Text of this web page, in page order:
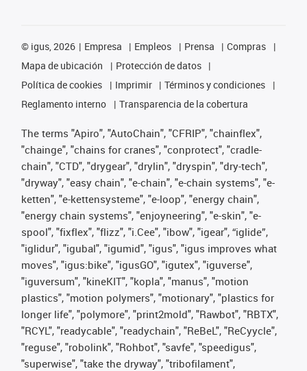
© igus, 2026 Empresa Empleos Prensa
Compras
Mapa de ubicación
Protección de datos
Política de cookies
Imprimir
Términos y condiciones
Reglamento interno
Transparencia de la cobertura
The terms "Apiro", "AutoChain", "CFRIP", "chainflex",
"chainge", "chains for cranes", "conprotect", "cradle-
chain", "CTD", "drygear", "drylin", "dryspin", "dry-tech",
"dryway", "easy chain", "e-chain", "e-chain systems", "e-
ketten", "e-kettensysteme", "e-loop", "energy chain",
"energy chain systems", "enjoyneering", "e-skin", "e-
spool", "fixflex", "flizz", "i.Cee", "ibow", "igear", “iglide”,
"iglidur", "igubal", "igumid", "igus", "igus improves what
moves", "igus:bike", "igusGO", "igutex", "iguverse",
"iguversum", "kineKIT", "kopla", "manus", "motion
plastics", "motion polymers", "motionary", "plastics for
longer life", "polymore", "print2mold", "Rawbot", "RBTX",
"RCYL", "readycable", "readychain", "ReBeL", "ReCyycle",
"reguse", "robolink", "Rohbot", "savfe", "speedigus",
"superwise", "take the dryway", "tribofilament",